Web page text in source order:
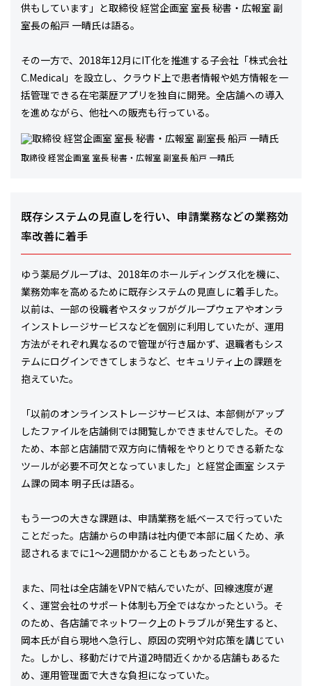
供もしています」と取締役 経営企画室 室長 秘書・広報室 副
室長の船戸 一晴氏は語る。
その一方で、2018年12月にIT化を推進する子会社「株式会社
C.Medical」を設立し、クラウド上で患者情報や処方情報を一
括管理できる在宅薬歴アプリを独自に開発。全店舗への導入
を進めながら、他社への販売も行っている。
取締役 経営企画室 室長 秘書・広報室 副室長 船戸 一晴氏
既存システムの見直しを行い、申請業務などの業務効
率改善に着手
ゆう薬局グループは、2018年のホールディングス化を機に、
業務効率を高めるために既存システムの見直しに着手した。
以前は、一部の役職者やスタッフがグループウェアやオンラ
インストレージサービスなどを個別に利用していたが、運用
方法がそれぞれ異なるので管理が行き届かず、退職者もシス
テムにログインできてしまうなど、セキュリティ上の課題を
抱えていた。
「以前のオンラインストレージサービスは、本部側がアップ
したファイルを店舗側では閲覧しかできませんでした。その
ため、本部と店舗間で双方向に情報をやりとりできる新たな
ツールが必要不可欠となっていました」と経営企画室 システ
ム課の岡本 明子氏は語る。
もう一つの大きな課題は、申請業務を紙ベースで行っていた
ことだった。店舗からの申請は社内便で本部に届くため、承
認されるまでに1～2週間かかることもあったという。
また、同社は全店舗をVPNで結んでいたが、回線速度が遅
く、運営会社のサポート体制も万全ではなかったという。そ
のため、各店舗でネットワーク上のトラブルが発生すると、
岡本氏が自ら現地へ急行し、原因の究明や対応策を講じてい
た。しかし、移動だけで片道2時間近くかかる店舗もあるた
め、運用管理面で大きな負担になっていた。